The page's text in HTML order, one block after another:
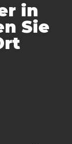
in
Sie